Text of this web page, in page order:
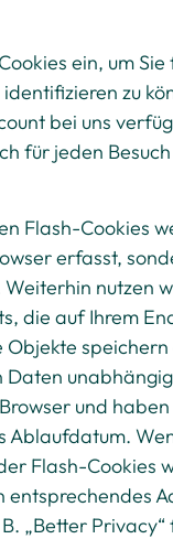
ein, um Sie
zu
bei uns
für jeden
Flash-Cookies
erfasst,
nutzen
die auf Ihrem
Objekte speichern
und haben
Ablaufdatum.
Flash-Cookies
entsprechendes
„Better